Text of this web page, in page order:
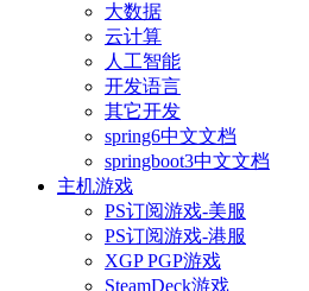
大数据
云计算
人工智能
开发语言
其它开发
spring6中文文档
springboot3中文文档
主机游戏
PS订阅游戏-美服
PS订阅游戏-港服
XGP PGP游戏
SteamDeck游戏